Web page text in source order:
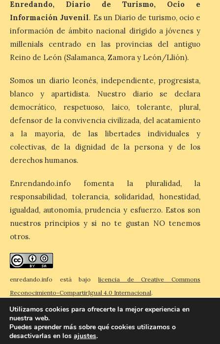
infantil como el adulto
pudo disfrutar de un
en el polideportivo municipal, con pases
de mañana dedicados preferentemente al
público infantil y, el resto del […]
Más de 200.000 jóvenes
nacidos en 2008 ya han
solicitado el Bono Cultural
Joven 2026 en su primer
mes de vigencia
7 Ago 2026
cumplido o cumplan 18
años en 2026 pueden
solicitar esta ayuda en la
web
31 de octubre. Desde este año, los 400
euros del Bono pueden utilizarse tanto
[…]
Enredando, Diario de Turismo, Ocio e
Información Juvenil. Es un Diario de turismo, ocio e
información de ámbito nacional dirigido a jóvenes y
millenials centrado en las provincias del antiguo
Reino de León (Salamanca, Zamora y León/Llión).
Somos un diario leonés, independiente, progresista,
blanco y apartidista. Nuestro diario se declara
democrático, respetuoso, laico, tolerante, plural,
defensor de la convivencia civilizada, del acatamiento
a la mayoría, de las libertades individuales y
colectivas, de la dignidad de la persona y de los
derechos humanos.
Enrendando.info fomenta la pluralidad, la
responsabilidad, tolerancia, solidaridad, honestidad,
igualdad, autonomía, prudencia y esfuerzo. Estos son
nuestros principios y si no te gustan NO tenemos
otros.
enredando.info está bajo licencia de Creative Commons
Reconocimiento-CompartirIgual 4.0 Internacional.
© 2026 Enredando Política de privacidad
Utilizamos cookies para ofrecerte la mejor experiencia en
nuestra web.
Puedes aprender más sobre qué cookies utilizamos o
desactivarlas en los ajustes.